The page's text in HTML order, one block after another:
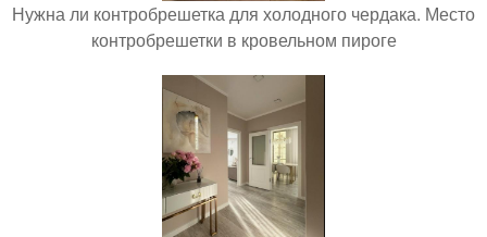
Нужна ли контробрешетка для холодного чердака. Место
контробрешетки в кровельном пироге